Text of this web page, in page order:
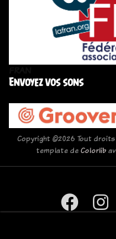
Envoyez vos sons
Copyright ©2026 Tout droits
template deColorlib